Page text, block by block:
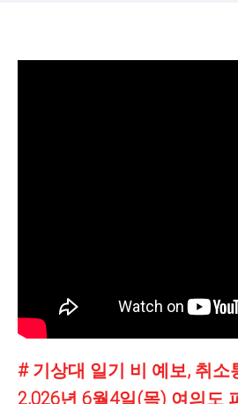
# 기상대 일기 비 예보, 취소
2,026년 6월4일(목) 여의도